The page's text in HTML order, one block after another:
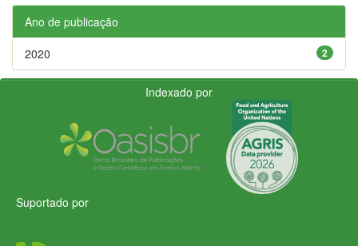
Ano de publicação
2
2020
Indexado por
Suportado por